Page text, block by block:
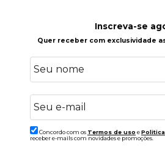
Inscreva-se
Quer receber com exclusividade
Concordo com os Termos de uso e
receber e-mails com novidades e promoções.